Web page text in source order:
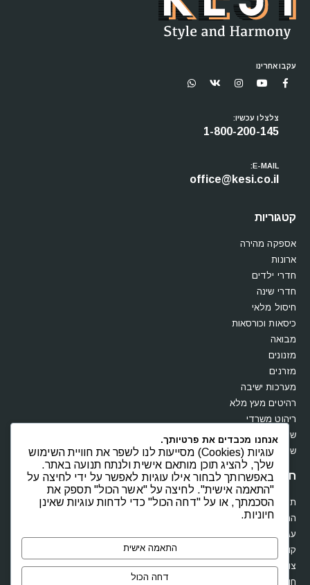
עקבו אחרינו
צלצלו עכשיו:
1-800-200-145
E-MAIL:
office@kesi.co.il
קטגוריות
אספקה מהירה
ארונות
חדרי ילדים
חדרי שינה
חיסול מלאי
כיסאות וכורסאות
מבואה
מזנונים
מזרנים
מערכות ישיבה
רהיטים מעץ מלא
ריהוט משרדי
שולחנות
שידות וקומודות
חנות
תקנון
החשבון שלי
עגלת קניות
קופה
צור קשר
חוות דעת
אנחנו מכבדים את פרטיותך.
עוגיות (Cookies) מסייעות לנו לשפר את חוויית השימוש
שלך, להציג תוכן מותאם אישית ולנתח תנועה באתר.
באפשרותך לבחור אילו עוגיות לאפשר על ידי לחיצה על
"התאמה אישית". לחיצה על "אשר הכול" תספק את
הסכמתך, או על "דחה הכול" כדי לדחות עוגיות שאינן
חיוניות.
התאמה אישית
דחה הכול